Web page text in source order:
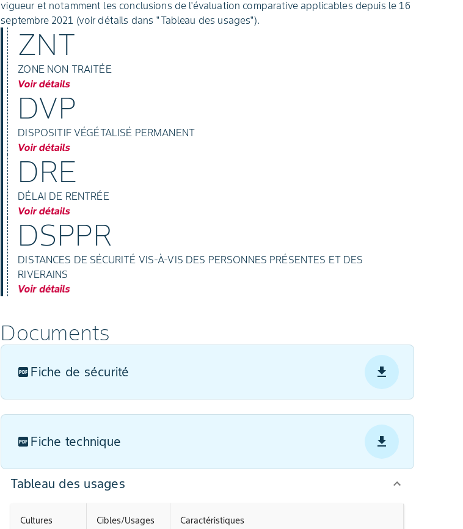
vigueur et notamment les conclusions de l'évaluation comparative applicables depuis le 16
septembre 2021 (voir détails dans "Tableau des usages").
ZNT
ZONE NON TRAITÉE
Voir détails
DVP
DISPOSITIF VÉGÉTALISÉ PERMANENT
Voir détails
DRE
DÉLAI DE RENTRÉE
Voir détails
DSPPR
DISTANCES DE SÉCURITÉ VIS-À-VIS DES PERSONNES PRÉSENTES ET DES
RIVERAINS
Voir détails
Documents
Fiche de sécurité
Fiche technique
Tableau des usages
Cultures Cibles/Usages Caractéristiques